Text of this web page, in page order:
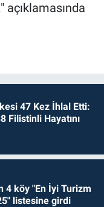
47 Kez İhlal Etti:
Filistinli Hayatını
4 köy "En İyi Turizm
listesine girdi